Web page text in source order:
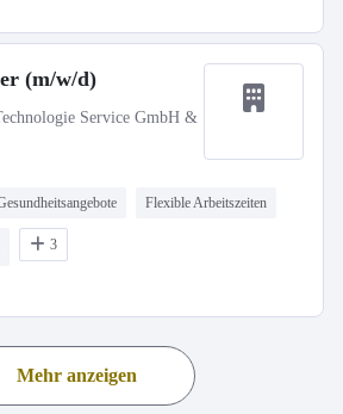
(m/w/d)
Service GmbH &
Flexible Arbeitszeiten
3
Mehr anzeigen